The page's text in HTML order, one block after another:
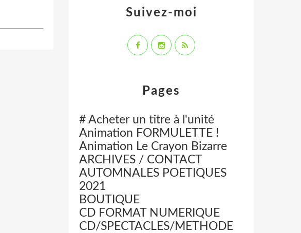
Pages
# Acheter un titre à l'unité
Animation FORMULETTE !
Animation Le Crayon Bizarre
ARCHIVES / CONTACT
AUTOMNALES POETIQUES
2021
BOUTIQUE
CD FORMAT NUMERIQUE
CD/SPECTACLES/METHODE
Suivez-moi